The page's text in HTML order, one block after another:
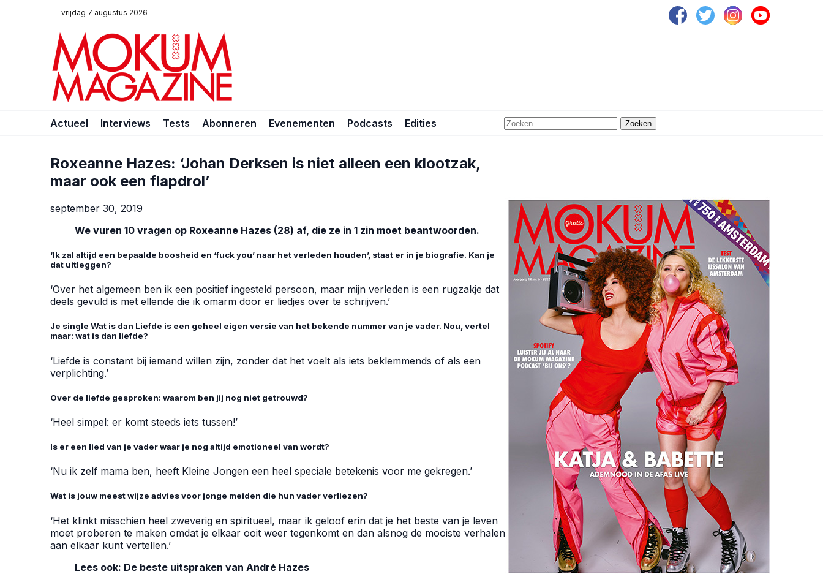
vrijdag 7 augustus 2026
Actueel Interviews Tests Abonneren Evenementen Podcasts Edities Zoeken
Roxeanne Hazes: ‘Johan Derksen is niet alleen een klootzak,
maar ook een flapdrol’
september 30, 2019
We vuren 10 vragen op Roxeanne Hazes (28) af, die ze in 1 zin moet beantwoorden.
‘Ik zal altijd een bepaalde boosheid en ‘fuck you’ naar het verleden houden’, staat er in je biografie. Kan je
dat uitleggen?
‘Over het algemeen ben ik een positief ingesteld persoon, maar mijn verleden is een rugzakje dat
deels gevuld is met ellende die ik omarm door er liedjes over te schrijven.’
Je single Wat is dan Liefde is een geheel eigen versie van het bekende nummer van je vader. Nou, vertel
maar: wat is dan liefde?
‘Liefde is constant bij iemand willen zijn, zonder dat het voelt als iets beklemmends of als een
verplichting.’
Over de liefde gesproken: waarom ben jij nog niet getrouwd?
‘Heel simpel: er komt steeds iets tussen!’
Is er een lied van je vader waar je nog altijd emotioneel van wordt?
‘Nu ik zelf mama ben, heeft Kleine Jongen een heel speciale betekenis voor me gekregen.’
Wat is jouw meest wijze advies voor jonge meiden die hun vader verliezen?
‘Het klinkt misschien heel zweverig en spiritueel, maar ik geloof erin dat je het beste van je leven
moet proberen te maken omdat je elkaar ooit weer tegenkomt en dan alsnog de mooiste verhalen
aan elkaar kunt vertellen.’
Lees ook: De beste uitspraken van André Hazes